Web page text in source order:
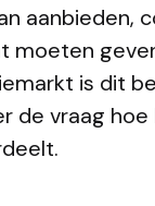
aanbieden,
moeten
is dit
de vraag